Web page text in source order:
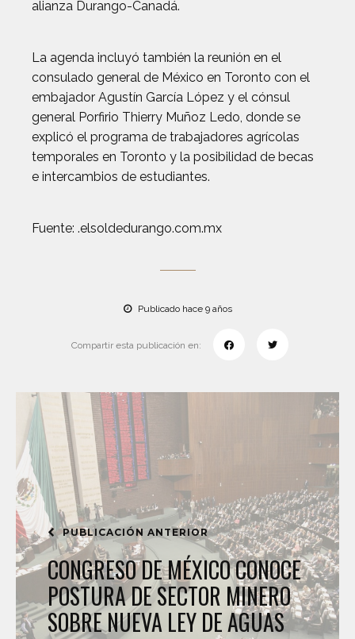
alianza Durango-Canadá.
La agenda incluyó también la reunión en el
consulado general de México en Toronto con el
embajador Agustín García López y el cónsul
general Porfirio Thierry Muñoz Ledo, donde se
explicó el programa de trabajadores agrícolas
temporales en Toronto y la posibilidad de becas
e intercambios de estudiantes.
Fuente: .elsoldedurango.com.mx
Publicado hace 9 años
Compartir esta publicación en:
PUBLICACIÓN ANTERIOR
CONGRESO DE MÉXICO CONOCE
POSTURA DE SECTOR MINERO
SOBRE NUEVA LEY DE AGUAS